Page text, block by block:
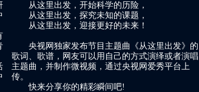
从这里出发，开始科学的历险，
从这里出发，探究未知的课题，
从这里出发，迎接更好的未来！
央视网独家发布节目主题曲《从这里出发》的
歌词、歌谱，网友可以用自己的方式演绎或者演唱
主题曲，并制作微视频，通过央视网爱秀平台上
传。
快来分享你的精彩瞬间吧!